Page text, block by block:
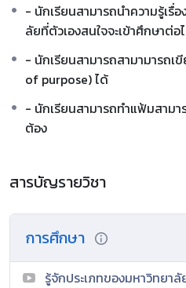
- นักเรียนสามารถนำความรู้เรื่
ลัยที่ตัวเองสนใจจะเข้าศึกษาต่อ
- นักเรียนสามารถสามามารถเ
of purpose) ได้
- นักเรียนสามารถทำแฟ้มสาม
ต้อง
สารบัญรายวิชา
การศึกษา
รู้จักประเภทของมหาวิทยาลั